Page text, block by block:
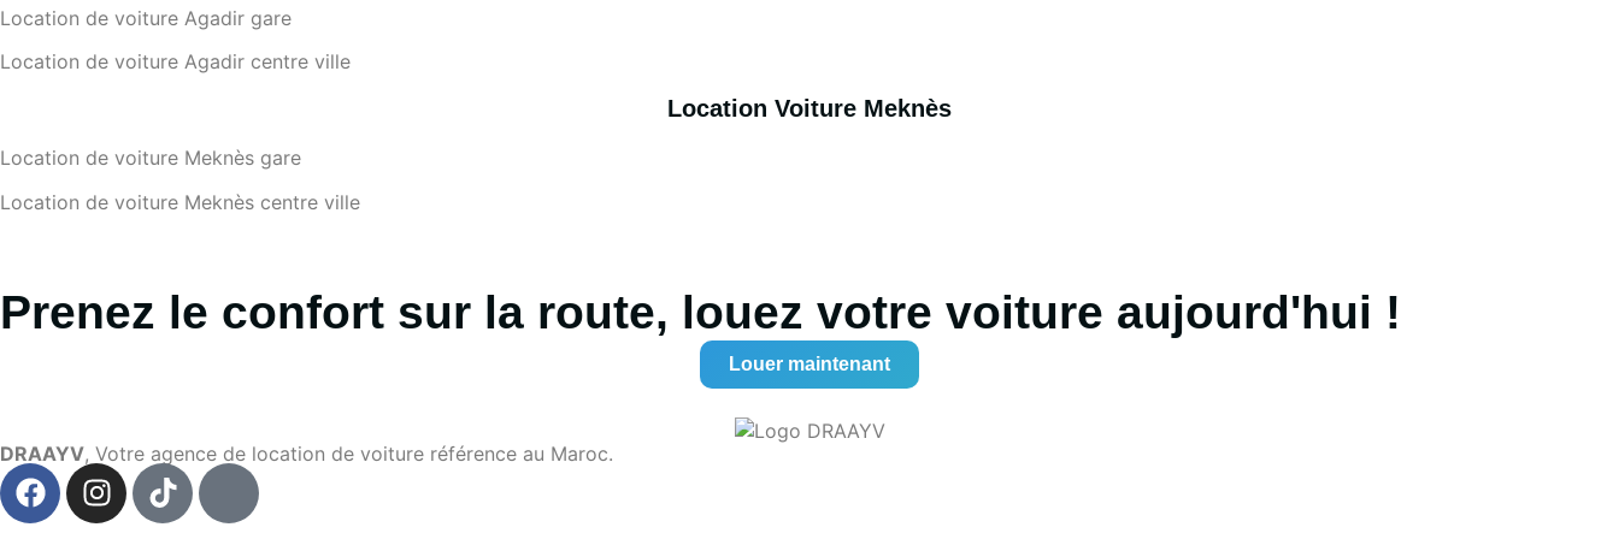
Location de voiture Agadir gare
Location de voiture Agadir centre ville
Location Voiture Meknès
Location de voiture Meknès gare
Location de voiture Meknès centre ville
Prenez le confort sur la route, louez votre voiture aujourd'hui !
Louer maintenant
DRAAYV, Votre agence de location de voiture référence au Maroc.